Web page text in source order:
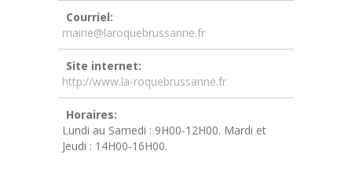
Courriel:
mairie@laroquebrussanne.fr
Site internet:
http://www.la-roquebrussanne.fr
Horaires:
Lundi au Samedi : 9H00-12H00. Mardi et
Jeudi : 14H00-16H00.